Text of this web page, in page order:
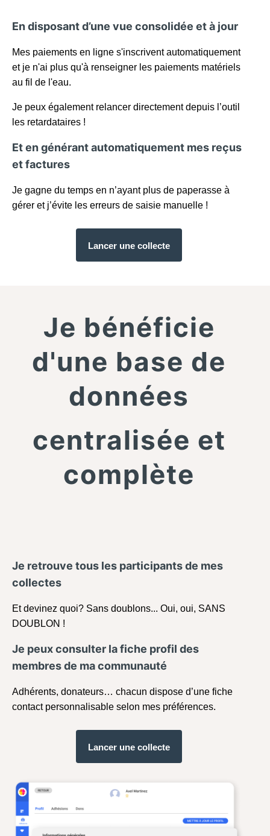
En disposant d’une vue consolidée et à jour
Mes paiements en ligne s'inscrivent automatiquement
et je n'ai plus qu'à renseigner les paiements matériels
au fil de l'eau.
Je peux également relancer directement depuis l’outil
les retardataires !
Et en générant automatiquement mes reçus
et factures
Je gagne du temps en n’ayant plus de paperasse à
gérer et j’évite les erreurs de saisie manuelle !
Lancer une collecte
Je bénéficie
d'une base de
données
centralisée et
complète
Je retrouve tous les participants de mes
collectes
Et devinez quoi? Sans doublons... Oui, oui, SANS
DOUBLON !
Je peux consulter la fiche profil des
membres de ma communauté
Adhérents, donateurs… chacun dispose d’une fiche
contact personnalisable selon mes préférences.
Lancer une collecte